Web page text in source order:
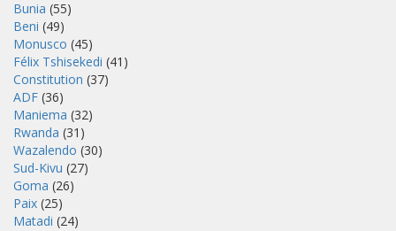
Bunia (55)
Beni (49)
Monusco (45)
Félix Tshisekedi (41)
Constitution (37)
ADF (36)
Maniema (32)
Rwanda (31)
Wazalendo (30)
Sud-Kivu (27)
Goma (26)
Paix (25)
Matadi (24)